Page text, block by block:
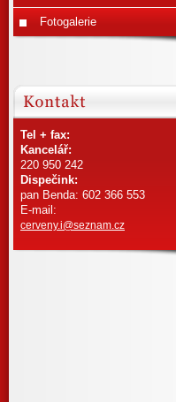
Fotogalerie
Tel + fax:
Kancelář:
220 950 242
Dispečink:
pan Benda: 602 366 553
E-mail:
cerveny.i@seznam.cz